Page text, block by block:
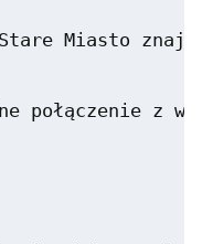
Miasto
połączenie z